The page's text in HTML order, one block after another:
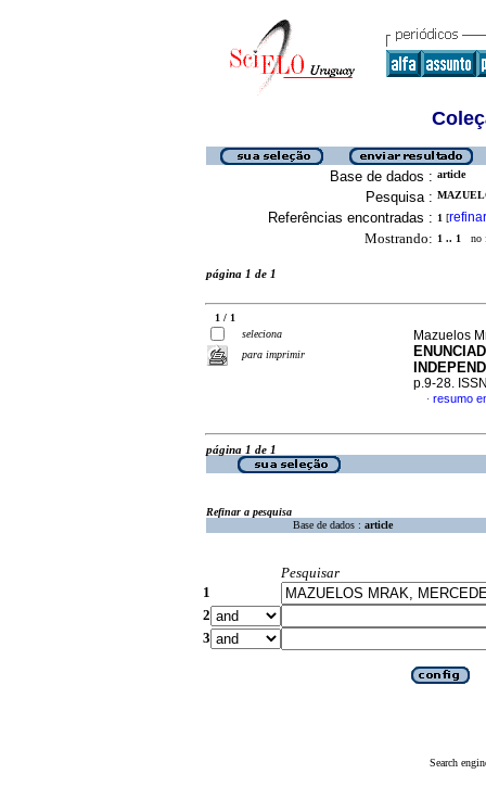
Base de dados : article
Pesquisa :
Referências encontradas : 1 [refinar
Mostrando: 1 .. 1 no
página 1 de 1
1 / 1
seleciona
para imprimir
Mazuelos
p.9-28.
· resumo
página 1 de 1
Refinar a pesquisa
Base de dados : article
Pesquisar
1
2
3
Search